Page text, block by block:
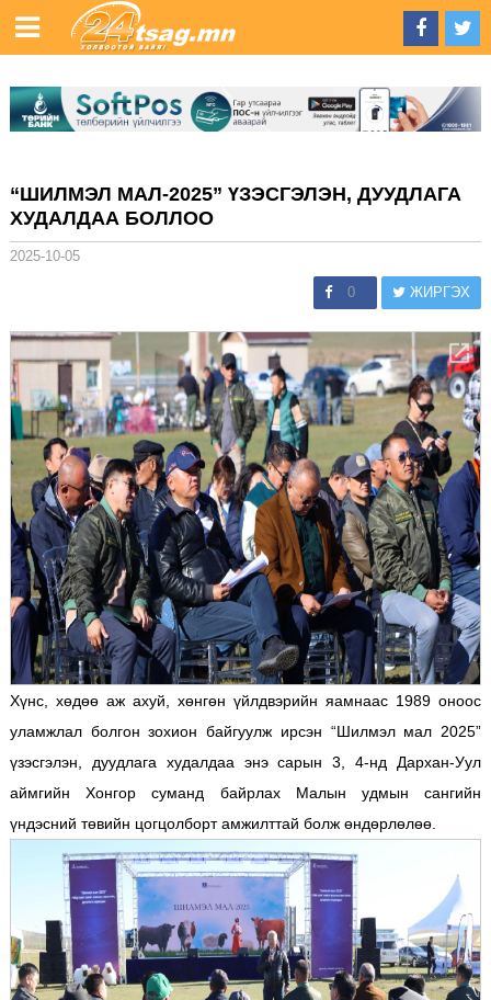
“ШИЛМЭЛ МАЛ-2025” ҮЗЭСГЭЛЭН, ДУУДЛАГА
ХУДАЛДАА БОЛЛОО
2025-10-05
0 ЖИРГЭХ
Хүнс, хөдөө аж ахуй, хөнгөн үйлдвэрийн яамнаас 1989 оноос
уламжлал болгон зохион байгуулж ирсэн “Шилмэл мал 2025”
үзэсгэлэн, дуудлага худалдаа энэ сарын 3, 4-нд Дархан-Уул
аймгийн Хонгор суманд байрлах Малын удмын сангийн
үндэсний төвийн цогцолборт амжилттай болж өндөрлөлөө.